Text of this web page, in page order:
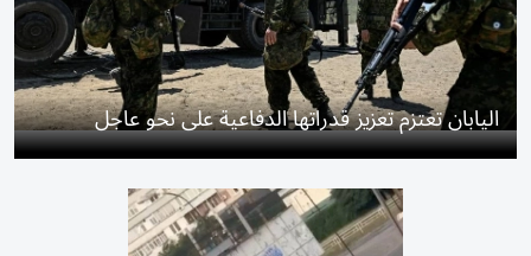
اليابان تعتزم تعزيز قدراتها الدفاعية على نحو عاجل